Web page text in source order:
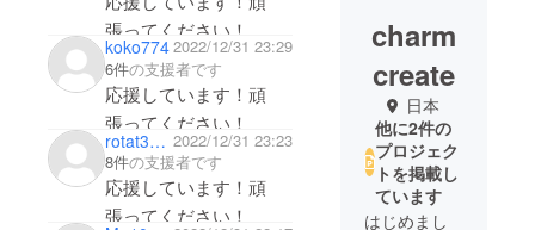
張ってください！
koko7742022/12/31 23:29
6件の支援者です
応援しています！頑
張ってください！
rotat3745 2022/12/31 23:23
8件の支援者です
応援しています！頑
張ってください！
charm
create
日本
他に2件の
プロジェク
トを掲載し
ています
はじめまし